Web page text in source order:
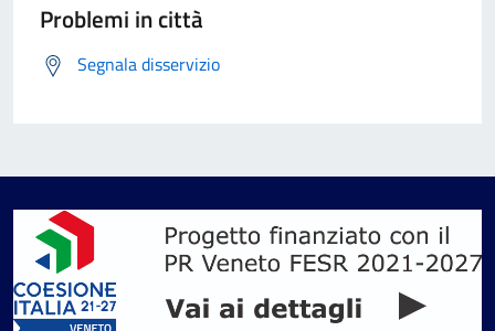
Problemi in città
Segnala disservizio